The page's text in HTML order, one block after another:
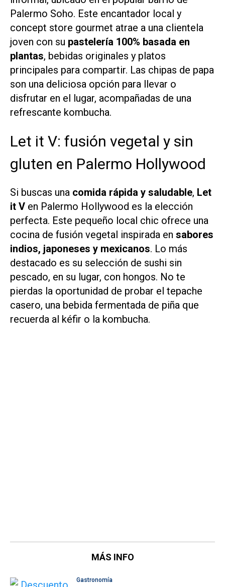
Palermo Soho. Este encantador local y
concept store gourmet atrae a una clientela
joven con su pastelería 100% basada en
plantas, bebidas originales y platos
principales para compartir. Las chipas de papa
son una deliciosa opción para llevar o
disfrutar en el lugar, acompañadas de una
refrescante kombucha.
Let it V: fusión vegetal y sin
gluten en Palermo Hollywood
Si buscas una comida rápida y saludable, Let
it V en Palermo Hollywood es la elección
perfecta. Este pequeño local chic ofrece una
cocina de fusión vegetal inspirada en sabores
indios, japoneses y mexicanos. Lo más
destacado es su selección de sushi sin
pescado, en su lugar, con hongos. No te
pierdas la oportunidad de probar el tepache
casero, una bebida fermentada de piña que
recuerda al kéfir o la kombucha.
MÁS INFO
Gastronomía